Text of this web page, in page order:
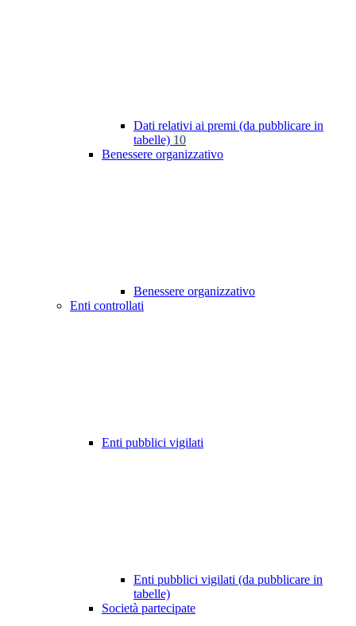
Dati relativi ai premi (da pubblicare in
tabelle) 10
Benessere organizzativo
Benessere organizzativo
Enti controllati
Enti pubblici vigilati
Enti pubblici vigilati (da pubblicare in
tabelle)
Società partecipate